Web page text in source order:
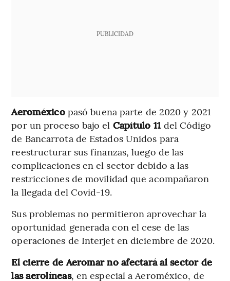
PUBLICIDAD
Aeroméxicopasó buena parte de 2020 y 2021
por un proceso bajo el Capítulo 11 del Código
de Bancarrota de Estados Unidos para
reestructurar sus finanzas, luego de las
complicaciones en el sector debido a las
restricciones de movilidad que acompañaron
la llegada del Covid-19.
Sus problemas no permitieron aprovechar la
oportunidad generada con el cese de las
operaciones de Interjet en diciembre de 2020.
El cierre de Aeromar no afectará al sector de
las aerolíneas, en especial a Aeroméxico, de